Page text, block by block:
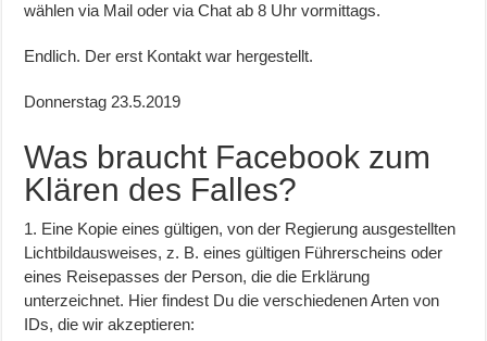
wählen via Mail oder via Chat ab 8 Uhr vormittags.
Endlich. Der erst Kontakt war hergestellt.
Donnerstag 23.5.2019
Was braucht Facebook zum
Klären des Falles?
1. Eine Kopie eines gültigen, von der Regierung ausgestellten
Lichtbildausweises, z. B. eines gültigen Führerscheins oder
eines Reisepasses der Person, die die Erklärung
unterzeichnet. Hier findest Du die verschiedenen Arten von
IDs, die wir akzeptieren: